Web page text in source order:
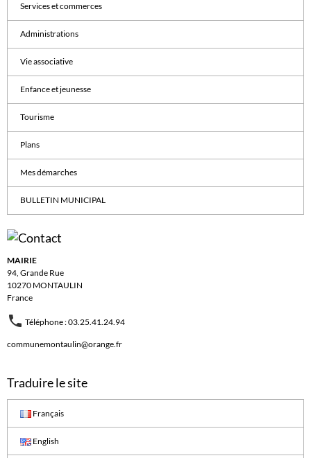
Services et commerces
Administrations
Vie associative
Enfance et jeunesse
Tourisme
Plans
Mes démarches
BULLETIN MUNICIPAL
MAIRIE
94, Grande Rue
10270 MONTAULIN
France
Téléphone : 03.25.41.24.94
communemontaulin@orange.fr
Traduire le site
Français
English